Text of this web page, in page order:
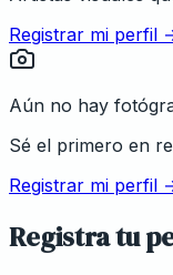
Registrar mi perfil
Aún no hay
Sé el primero en
Registrar mi perfil
Registra tu